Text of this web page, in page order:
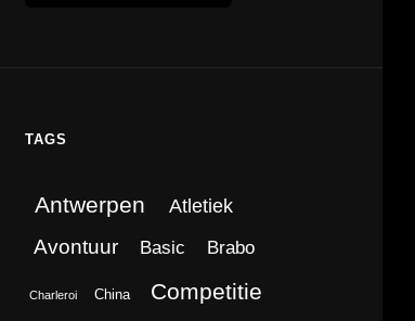
TAGS
Antwerpen Atletiek
Avontuur Basic Brabo
Charleroi China Competitie